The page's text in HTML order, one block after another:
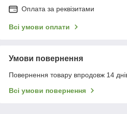
Оплата за реквізитами
Всі умови оплати
Умови повернення
Повернення товару впродовж 14
Всі умови повернення